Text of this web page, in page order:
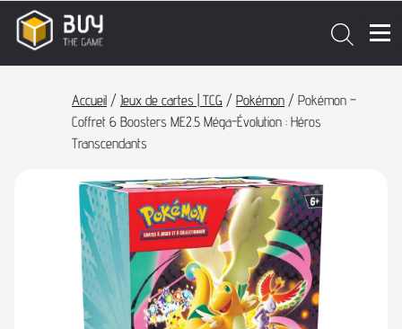
Accueil / Jeux de cartes | TCG / Pokémon / Pokémon –
Coffret 6 Boosters ME2.5 Méga-Évolution : Héros
Transcendants